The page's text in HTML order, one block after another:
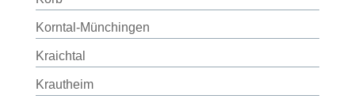
Korntal-Münchingen
Kraichtal
Krautheim